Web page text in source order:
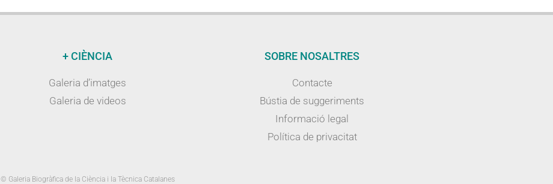
+ CIÈNCIA
Galeria d’imatges
Galeria de videos
SOBRE NOSALTRES
Contacte
Bústia de suggeriments
Informació legal
Política de privacitat
© Galeria Biogràfica de la Ciència i la Tècnica Catalanes